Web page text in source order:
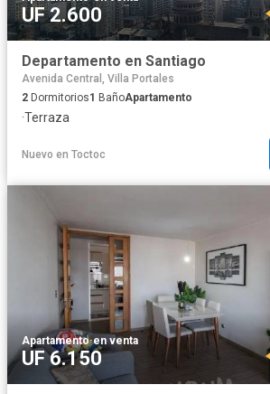
UF 2.600
Departamento en Santiago
Avenida Central, Villa Portales
2 Dormitorios1 BañoApartamento
·Terraza
Nuevo en Toctoc
Apartamento·en venta
UF 6.150